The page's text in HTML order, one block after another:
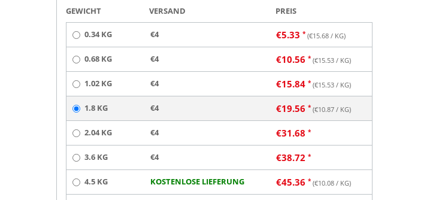
GEWICHT VERSAND PREIS
0.34 KG €4 €5.33 (€15.68/ KG)
0.68 KG €4 €10.56 (€15.53/ KG)
1.02 KG €4 €15.84 (€15.53/ KG)
1.8 KG €4 €19.56 (€10.87/ KG)
2.04 KG €4 €31.68
3.6 KG €4 €38.72
4.5 KG KOSTENLOSE LIEFERUNG €45.36 (€10.08/ KG)